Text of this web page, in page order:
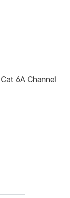
6A Channel